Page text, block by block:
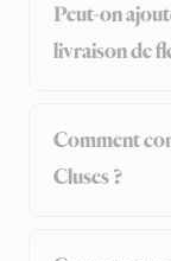
Peut-on
livraison de
Comment
Cluses ?